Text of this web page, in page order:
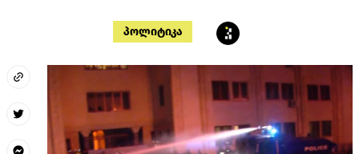
პოლიტიკა